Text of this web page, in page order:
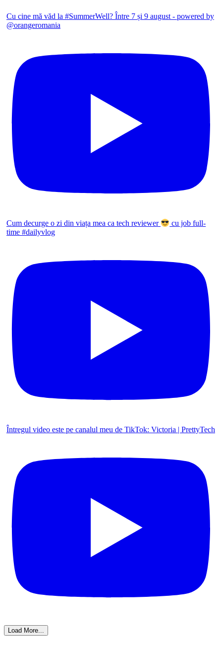
Cu cine mă văd la #SummerWell? Între 7 și 9 august - powered by
@orangeromania
Cum decurge o zi din viața mea ca tech reviewer
cu job full-
time #dailyvlog
Întregul video este pe canalul meu de TikTok: Victoria | PrettyTech
Load More...